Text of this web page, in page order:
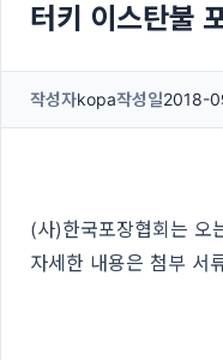
터키 이스탄불
작성자kopa작성일2018-
(사)한국포장협회는 오
자세한 내용은 첨부 서